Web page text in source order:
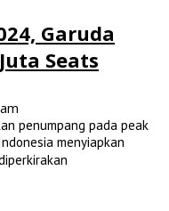
Garuda
Seats
penumpang pada peak
menyiapkan